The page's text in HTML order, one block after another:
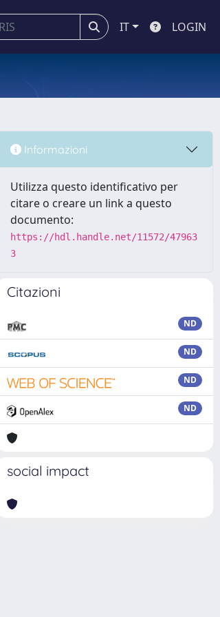
IT LOGIN
Informazioni
Utilizza questo identificativo per
citare o creare un link a questo
documento:
https://hdl.handle.net/11572/47963
3
Citazioni
ND
ND
ND
ND
social impact